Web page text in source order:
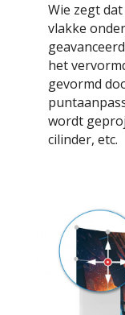
Wie zegt
vlakke
het
gevormd
wordt
cilinder, etc.